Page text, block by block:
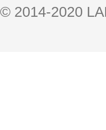
© 2014-2020